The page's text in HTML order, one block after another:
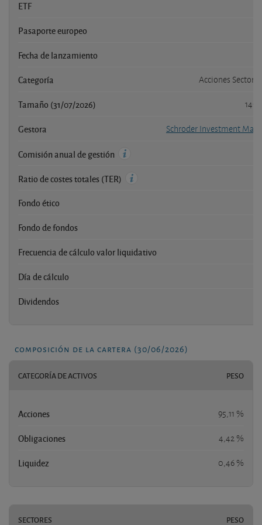
ETF
Pasaporte europeo
Fecha de lanzamiento
Categoría Acciones Sector
Tamaño (31/07/2026)
Gestora Schroder Investment
Comisión anual de gestión
Ratio de costes totales (TER)
Fondo ético
Fondo de fondos
Frecuencia de cálculo valor liquidativo
Día de cálculo
Dividendos
composición de la cartera (30/06/2026)
CATEGORÍA DE ACTIVOS PESO
Acciones 95,11 %
Obligaciones 4,42 %
Liquidez 0,46 %
SECTORES PESO